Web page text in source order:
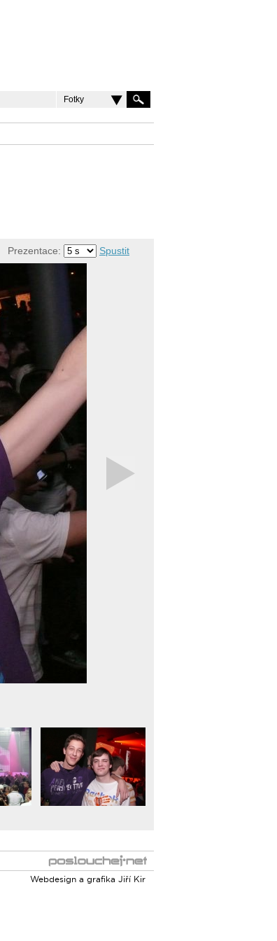
Fotky
Prezentace: Spustit
Webdesign a grafika Jiří Kir